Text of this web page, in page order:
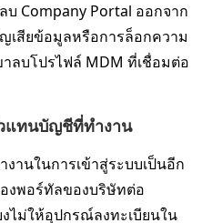
Company Portal ออกจาก
เสียข้อมูลหรือการล็อกความ
ลบโปรไฟล์ MDM ที่เชื่อมต่อ
แทนบัญชีที่ทำงาน
านในการเข้าสู่ระบบเป็นอีก
งพอร์ทัลของบริษัทต่อ
ไม่ให้อุปกรณ์ลงทะเบียนใน